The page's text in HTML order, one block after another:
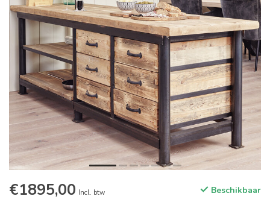
€1895,00 Incl. btw Beschikbaar